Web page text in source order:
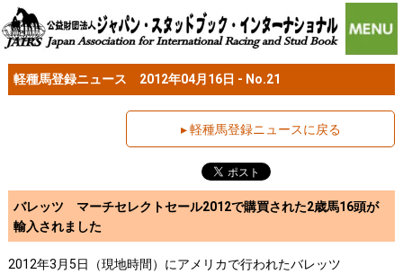
軽種馬登録ニュース 2012年04月16日 - No.21
▸ 軽種馬登録ニュースに戻る
バレッツ マーチセレクトセール2012で購買された2歳馬16頭が
輸入されました
2012年3月5日（現地時間）にアメリカで行われたバレッツ